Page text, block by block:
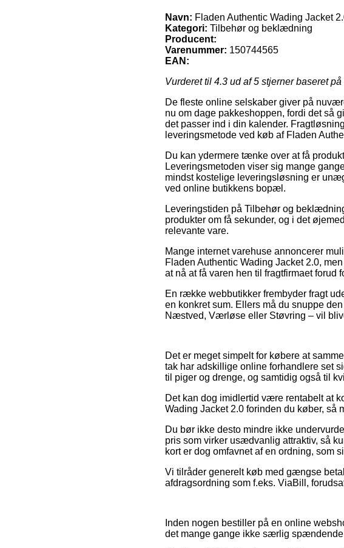
Navn: Fladen Authentic Wading Jacket
Kategori: Tilbehør og beklædning
Producent:
Varenummer: 150744565
EAN:
Vurderet til 4.3 ud af 5 stjerner baseret på
De fleste online selskaber giver på
nu om dage pakkeshoppen, fordi det så
det passer ind i din kalender.
leveringsmetode ved køb af Fladen
Du kan ydermere tænke over at få
Leveringsmetoden viser sig mange
mindst kostelige leveringsløsning er
ved online butikkens bopæl.
Leveringstiden på Tilbehør og
produkter om få sekunder, og i det
relevante vare.
Mange internet varehuse annoncerer
Fladen Authentic Wading Jacket 2.0,
at nå at få varen hen til fragtfirmaet forud
En række webbutikker frembyder fragt
en konkret sum. Ellers må du snuppe
Næstved, Værløse eller Støvring – vil
Det er meget simpelt for købere at
tak har adskillige online forhandlere set
til piger og drenge, og samtidig også til
Det kan dog imidlertid være rentabelt at
Wading Jacket 2.0 forinden du køber, så
Du bør ikke desto mindre ikke
pris som virker usædvanlig attraktiv, så
kort er dog omfavnet af en ordning, som
Vi tilråder generelt køb med gængse
afdragsordning som f.eks. ViaBill,
Inden nogen bestiller på en online
det mange gange ikke særlig